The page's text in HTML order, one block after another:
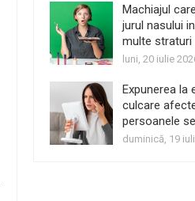
Machiajul
jurul nasului
multe straturi
luni, 20 iulie
Expunerea la
culcare
persoanele
duminică, 19